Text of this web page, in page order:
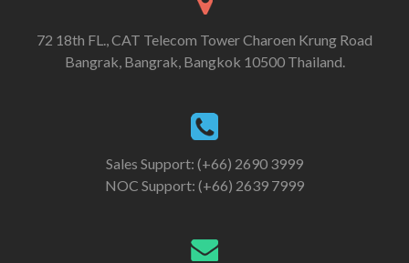
72 18th FL., CAT Telecom Tower Charoen Krung Road
Bangrak, Bangrak, Bangkok 10500 Thailand.
Sales Support: (+66) 2690 3999
NOC Support: (+66) 2639 7999